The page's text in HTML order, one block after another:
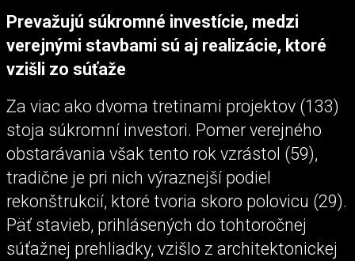
Prevažujú súkromné ​​investície, medzi
verejnými stavbami sú aj realizácie, ktoré
vzišli zo súťaže
Za viac ako dvoma tretinami projektov (133)
stoja súkromní investori. Pomer verejného
obstarávania však tento rok vzrástol (59),
tradične je pri nich výraznejší podiel
rekonštrukcií, ktoré tvoria skoro polovicu (29).
Päť stavieb, prihlásených do tohtoročnej
súťažnej prehliadky, vzišlo z architektonickej